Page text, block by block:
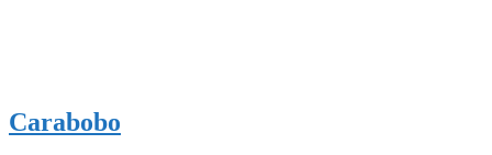
Carabobo